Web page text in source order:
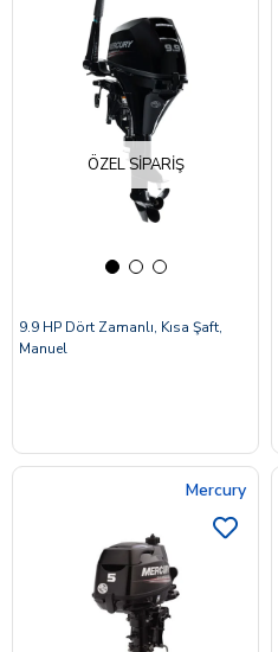
ÖZEL SIPARIŞ
9.9 HP Dört Zamanlı, Kısa Şaft,
Manuel
Mercury